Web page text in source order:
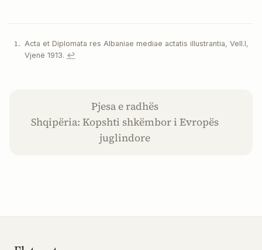
Acta et Diplomata res Albaniae mediae actatis illustrantia, Vell.I,
Vjenë 1913. ↩︎
Pjesa e radhës
Shqipëria: Kopshti shkëmbor i Evropës
juglindore